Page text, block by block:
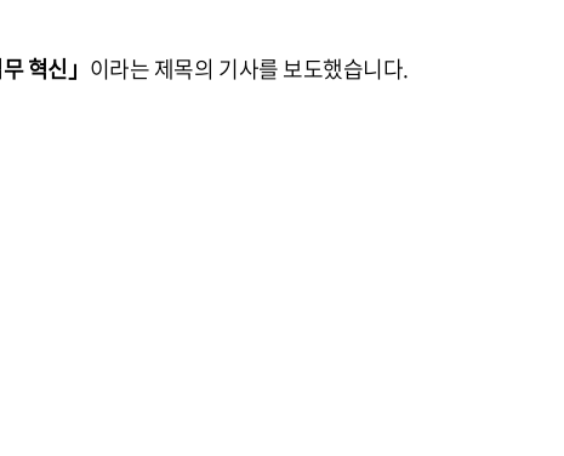
혁신」 이라는 제목의 기사를 보도했습니다.